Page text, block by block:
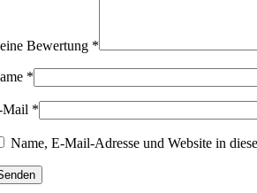
Bewertung *
*
Mail *
Name, E-Mail-Adresse und Website in